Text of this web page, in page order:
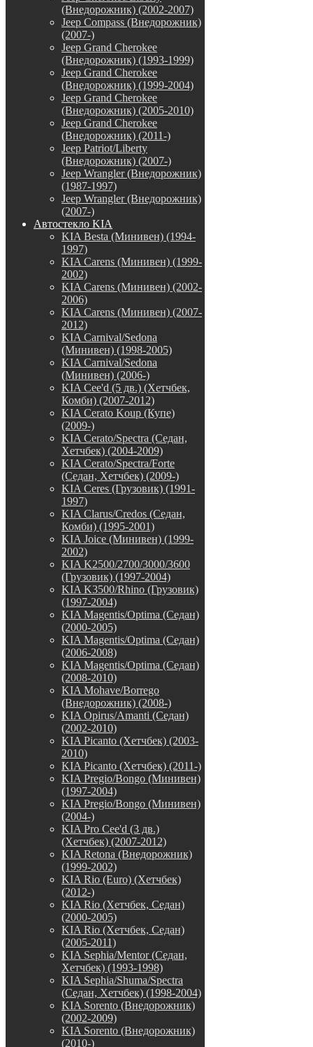
(Внедорожник) (2002-2007)
Jeep Compass (Внедорожник)
(2007-)
Jeep Grand Cherokee
(Внедорожник) (1993-1999)
Jeep Grand Cherokee
(Внедорожник) (1999-2004)
Jeep Grand Cherokee
(Внедорожник) (2005-2010)
Jeep Grand Cherokee
(Внедорожник) (2011-)
Jeep Patriot/Liberty
(Внедорожник) (2007-)
Jeep Wrangler (Внедорожник)
(1987-1997)
Jeep Wrangler (Внедорожник)
(2007-)
Автостекло KIA
KIA Besta (Минивен) (1994-
1997)
KIA Carens (Минивен) (1999-
2002)
KIA Carens (Минивен) (2002-
2006)
KIA Carens (Минивен) (2007-
2012)
KIA Carnival/Sedona
(Минивен) (1998-2005)
KIA Carnival/Sedona
(Минивен) (2006-)
KIA Cee'd (5 дв.) (Хетчбек,
Комби) (2007-2012)
KIA Cerato Koup (Купе)
(2009-)
KIA Cerato/Spectra (Седан,
Хетчбек) (2004-2009)
KIA Cerato/Spectra/Forte
(Седан, Хетчбек) (2009-)
KIA Ceres (Грузовик) (1991-
1997)
KIA Clarus/Credos (Седан,
Комби) (1995-2001)
KIA Joice (Минивен) (1999-
2002)
KIA K2500/2700/3000/3600
(Грузовик) (1997-2004)
KIA K3500/Rhino (Грузовик)
(1997-2004)
KIA Magentis/Optima (Седан)
(2000-2005)
KIA Magentis/Optima (Седан)
(2006-2008)
KIA Magentis/Optima (Седан)
(2008-2010)
KIA Mohave/Borrego
(Внедорожник) (2008-)
KIA Opirus/Amanti (Седан)
(2002-2010)
KIA Picanto (Хетчбек) (2003-
2010)
KIA Picanto (Хетчбек) (2011-)
KIA Pregio/Bongo (Минивен)
(1997-2004)
KIA Pregio/Bongo (Минивен)
(2004-)
KIA Pro Cee'd (3 дв.)
(Хетчбек) (2007-2012)
KIA Retona (Внедорожник)
(1999-2002)
KIA Rio (Euro) (Хетчбек)
(2012-)
KIA Rio (Хетчбек, Седан)
(2000-2005)
KIA Rio (Хетчбек, Седан)
(2005-2011)
KIA Sephia/Mentor (Седан,
Хетчбек) (1993-1998)
KIA Sephia/Shuma/Spectra
(Седан, Хетчбек) (1998-2004)
KIA Sorento (Внедорожник)
(2002-2009)
KIA Sorento (Внедорожник)
(2010-)